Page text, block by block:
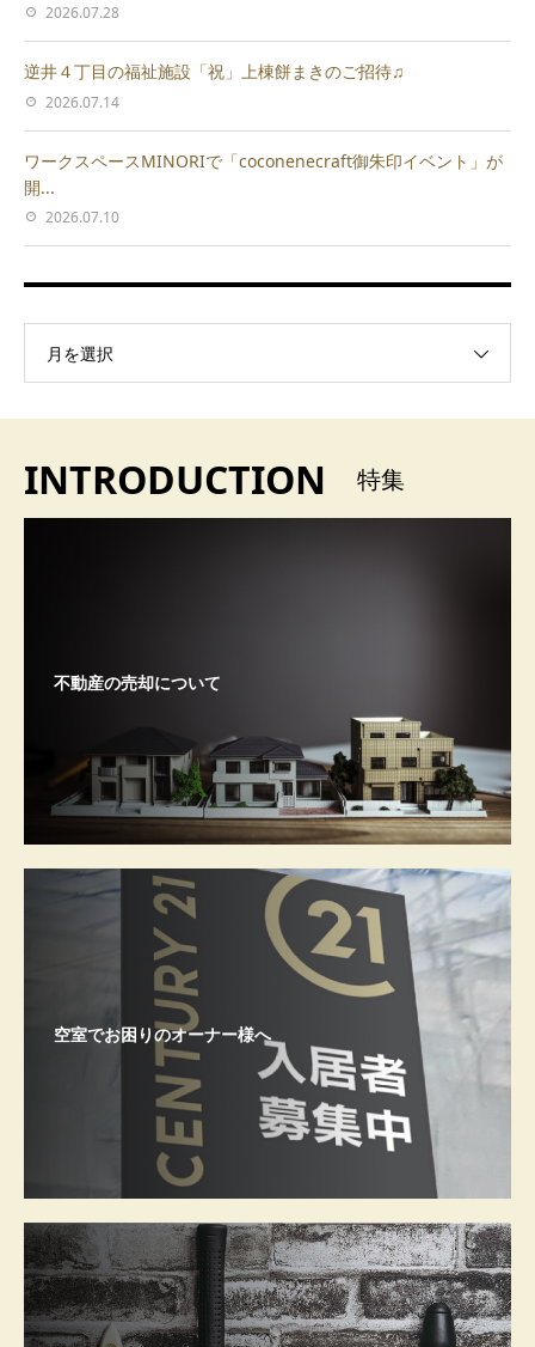
2026.07.28
逆井４丁目の福祉施設「祝」上棟餅まきのご招待♫
2026.07.14
ワークスペースMINORIで「coconenecraft御朱印イベント」が
開...
2026.07.10
月を選択
INTRODUCTION 特集
不動産の売却について
空室でお困りのオーナー様へ